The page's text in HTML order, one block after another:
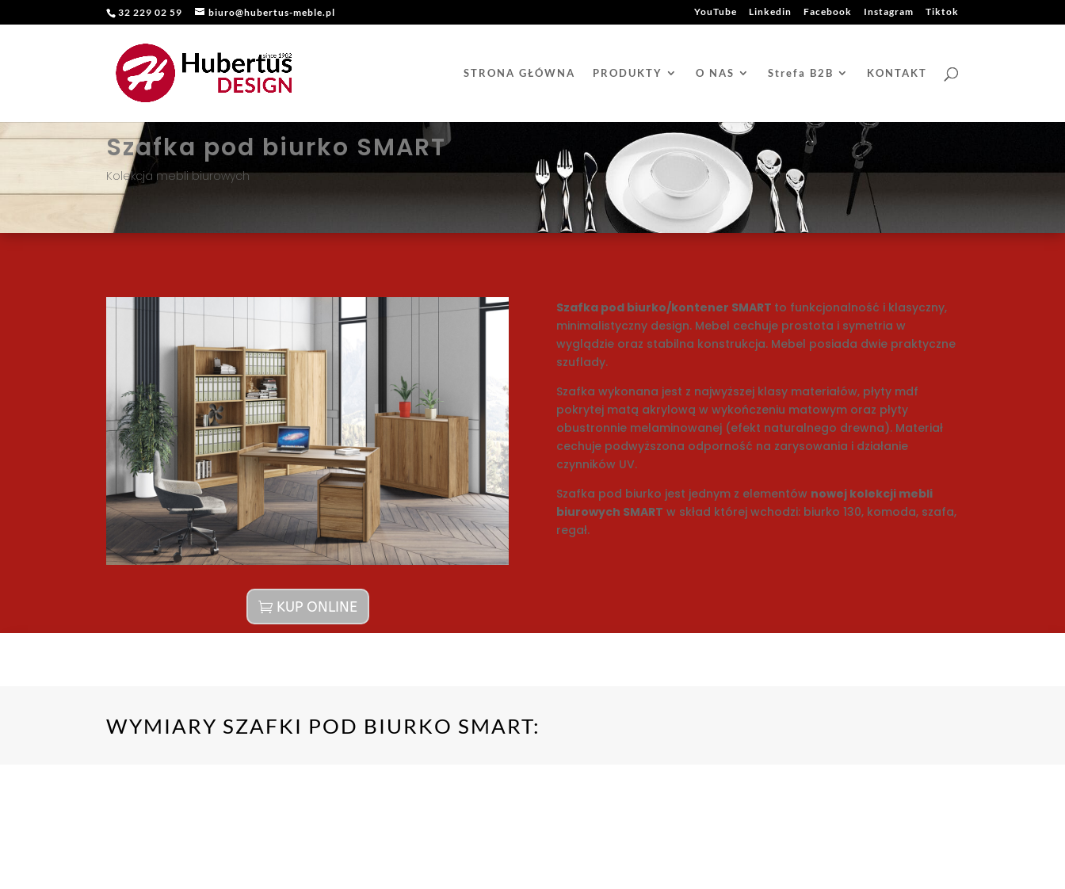
32 229 02 59 biuro@hubertus-meble.pl YouTube Linkedin Facebook Instagram Tiktok
STRONA GŁÓWNA PRODUKTY O NAS Strefa B2B KONTAKT
Szafka pod biurko SMART
Kolekcja mebli biurowych
KUP ONLINE
Szafka pod biurko/kontener SMART to funkcjonalność i klasyczny,
minimalistyczny design. Mebel cechuje prostota i symetria w
wyglądzie oraz stabilna konstrukcja. Mebel posiada dwie praktyczne
szuflady.
Szafka wykonana jest z najwyższej klasy materiałów, płyty mdf
pokrytej matą akrylową w wykończeniu matowym oraz płyty
obustronnie melaminowanej (efekt naturalnego drewna). Materiał
cechuje podwyższona odporność na zarysowania i działanie
czynników UV.
Szafka pod biurko jest jednym z elementów nowej kolekcji mebli
biurowych SMART w skład której wchodzi: biurko 130, komoda, szafa,
regał.
WYMIARY SZAFKI POD BIURKO SMART: